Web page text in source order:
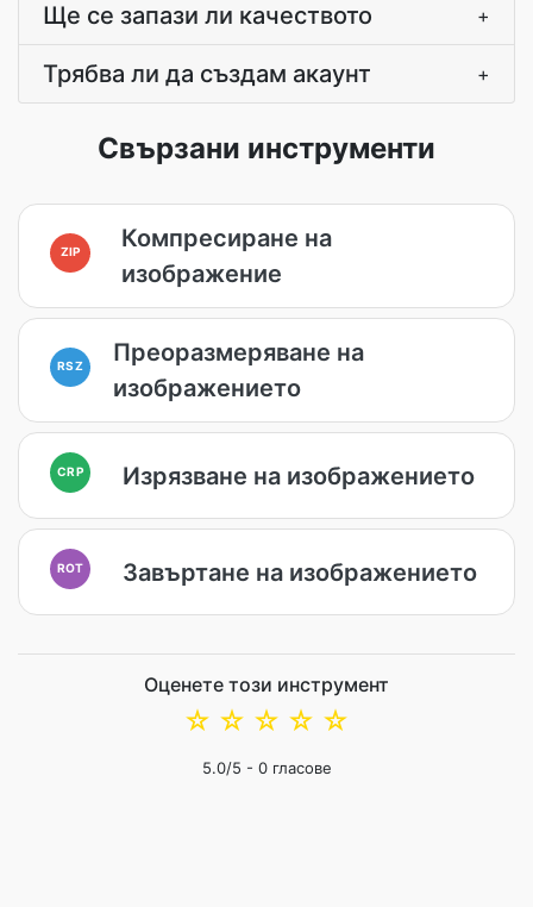
Ще се запази ли качеството +
Трябва ли да създам акаунт +
Свързани инструменти
ZIP
Компресиране на
изображение
RSZ
Преоразмеряване на
изображението
CRP Изрязване на изображението
ROT Завъртане на изображението
Оценете този инструмент
☆
☆
☆
☆
☆
5.0/5 - 0гласове